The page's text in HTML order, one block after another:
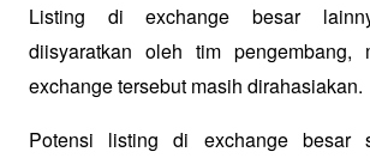
Listing di exchange besar
diisyaratkan oleh tim pengembang,
exchange tersebut masih dirahasiakan.
Potensi listing di exchange besar